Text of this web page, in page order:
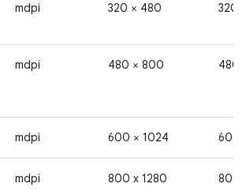
mdpi 320 × 480 320
mdpi 480 × 800 480
mdpi 600 × 1024 600
mdpi 800 x 1280 800